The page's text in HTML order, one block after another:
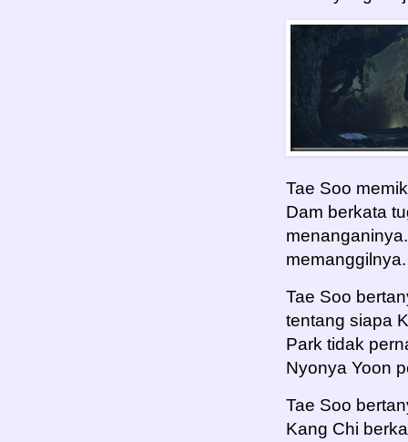
Tae Soo
Dam berkata
Tae Soo
tentang siapa
Park tidak
Nyonya Yoon
Tae Soo
Kang Chi